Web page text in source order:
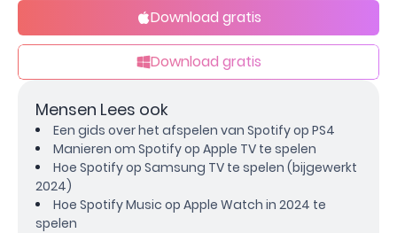
Download gratis
Download gratis
Mensen Lees ook
Een gids over het afspelen van Spotify op PS4
Manieren om Spotify op Apple TV te spelen
Hoe Spotify op Samsung TV te spelen (bijgewerkt
2024)
Hoe Spotify Music op Apple Watch in 2024 te
spelen